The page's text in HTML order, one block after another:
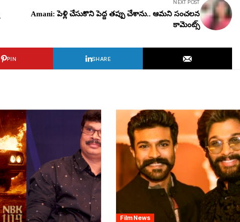
NEXT POST
Amani: పెళ్లి చేసుకొని పెద్ద త‌ప్పు చేశాను.. ఆమ‌ని సంచ‌ల‌న
కామెంట్స్
PIN SHARE
Film News